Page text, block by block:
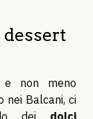
e non meno
nei Balcani, ci